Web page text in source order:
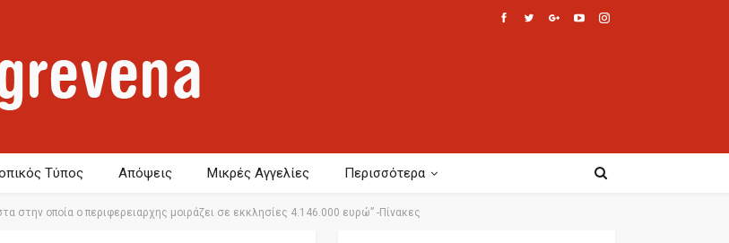
Τύπος Απόψεις Μικρές Αγγελίες Περισσότερα
στην οποία ο περιφερειαρχης μοιράζει σε εκκλησίες 4.146.000 ευρώ” -Πίνακες